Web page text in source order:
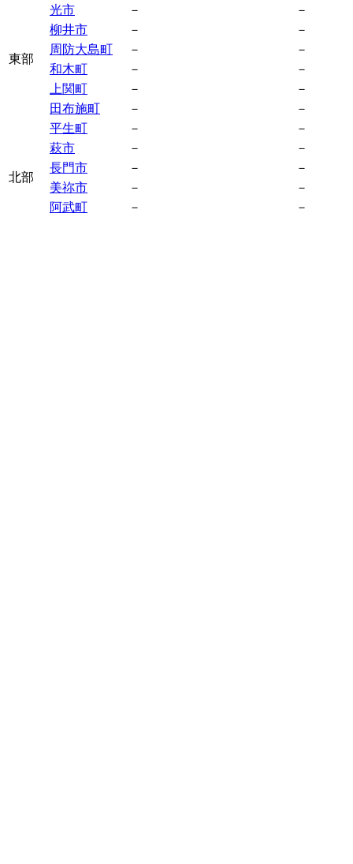
東部
光市
－
－
柳井市
－
－
周防大島町
－
－
和木町
－
－
上関町
－
－
田布施町
－
－
平生町
－ －
北部
萩市 －
－
長門市
－
－
美祢市
－
－
阿武町
－ －